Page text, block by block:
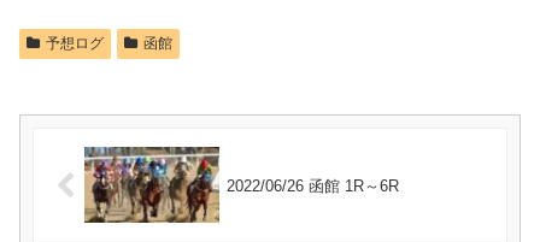
予想ログ 函館
2022/06/26 函館 1R～6R